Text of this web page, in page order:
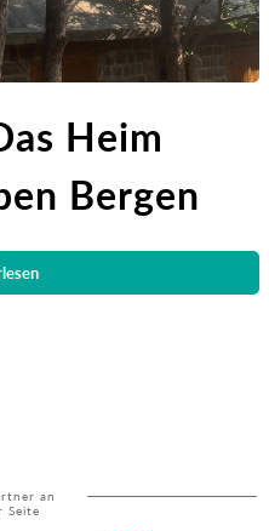
Heim
Bergen
an
Seite